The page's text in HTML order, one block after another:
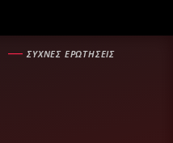
―ΣΥΧΝΕΣ ΕΡΩΤΗΣΕΙΣ